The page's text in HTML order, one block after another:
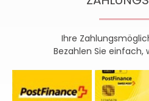
Ihre
Bezahlen Sie einfach,